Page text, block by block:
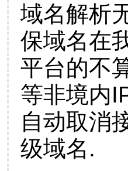
域名解析
保域名在
平台的不
等非境内
自动取消
级域名.